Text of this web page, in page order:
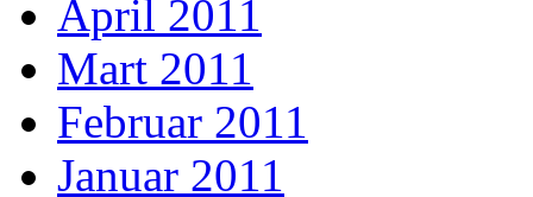
April 2011
Mart 2011
Februar 2011
Januar 2011